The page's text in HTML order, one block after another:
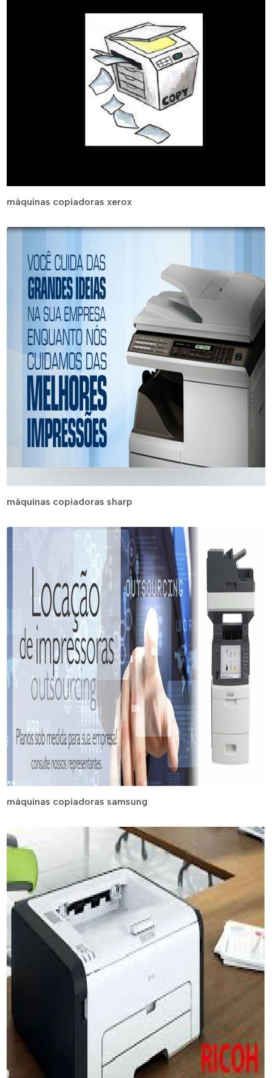
máquinas copiadoras xerox
máquinas copiadoras sharp
máquinas copiadoras samsung